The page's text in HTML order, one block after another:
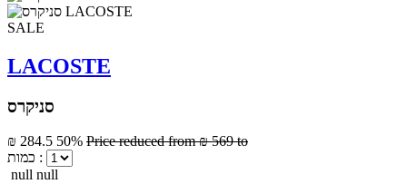
SALE
LACOSTE
סניקרס
₪ 284.5 50% Price reduced from₪ 569 to
כמות :
null null